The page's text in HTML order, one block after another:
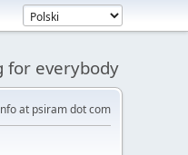
for everybody
at psiram dot com